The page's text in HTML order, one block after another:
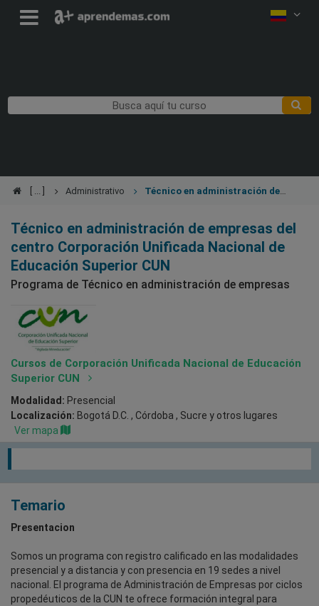
Administrativo
Técnico en administración de empresas del
centro Corporación Unificada Nacional de
Educación Superior CUN
Programa de Técnico en administración de empresas
Cursos de Corporación Unificada Nacional de Educación
Superior CUN
Modalidad: Presencial
Localización: Bogotá D.C. , Córdoba , Sucre y otros lugares
Ver mapa
Temario
Presentacion
Somos un programa con registro calificado en las modalidades
presencial y a distancia y con presencia en 19 sedes a nivel
nacional. El programa de Administración de Empresas por ciclos
propedéuticos de la CUN te ofrece formación integral para